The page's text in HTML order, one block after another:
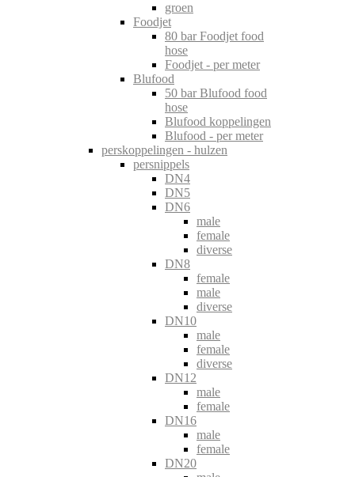
groen
Foodjet
80 bar Foodjet food
hose
Foodjet - per meter
Blufood
50 bar Blufood food
hose
Blufood koppelingen
Blufood - per meter
perskoppelingen - hulzen
persnippels
DN4
DN5
DN6
male
female
diverse
DN8
female
male
diverse
DN10
male
female
diverse
DN12
male
female
DN16
male
female
DN20